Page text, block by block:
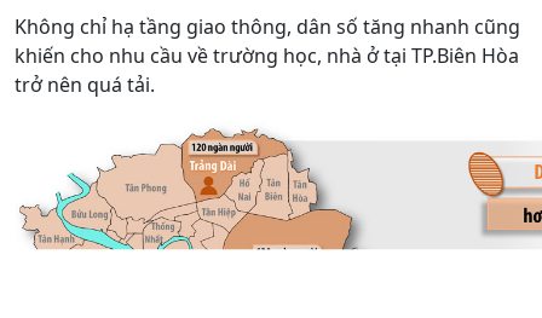
Không chỉ hạ tầng giao thông, dân số tăng nhanh cũng
khiến cho nhu cầu về trường học, nhà ở tại TP.Biên Hòa
trở nên quá tải.